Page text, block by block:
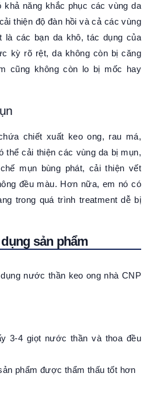
khả năng khắc phục các vùng da
thiện độ đàn hồi và cả các vùng
các bạn da khô, tác dụng của
kỳ rõ rệt, da không còn bị căng
cũng không còn lo bị mốc hay
chiết xuất keo ong, rau má,
thể cải thiện các vùng da bị mụn,
mụn bùng phát, cải thiện vết
đều màu. Hơn nữa, em nó có
trong quá trình treatment dễ bị
sản phẩm
nước thần keo ong nhà CNP
3-4 giọt nước thần và thoa đều
phẩm được thẩm thấu tốt hơn